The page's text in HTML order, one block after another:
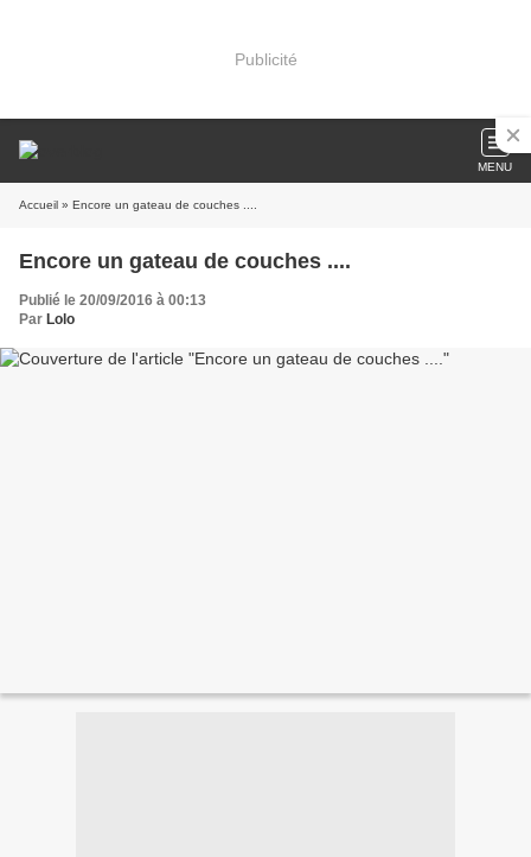
Publicité
MENU
Accueil » Encore un gateau de couches ....
Encore un gateau de couches ....
Publié le 20/09/2016 à 00:13
Par Lolo